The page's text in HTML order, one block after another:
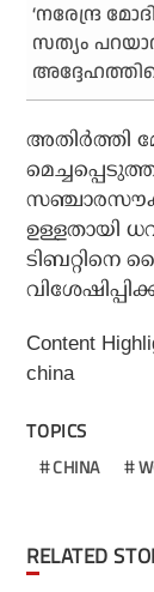
‘നരേന്ദ്ര
സത്യം
അതിര്‍ത്തി
ഉള്ളതായി
ടിബറ്റിനെ
Content
china
TOPICS
CHINA
RELATED